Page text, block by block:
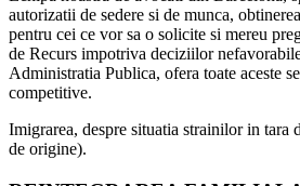
autorizatii de sedere si de munca,
pentru cei ce vor sa o solicite si mereu
de Recurs impotriva deciziilor
Administratia Publica, ofera toate aceste
competitive.
Imigrarea, despre situatia strainilor in tara
de origine).